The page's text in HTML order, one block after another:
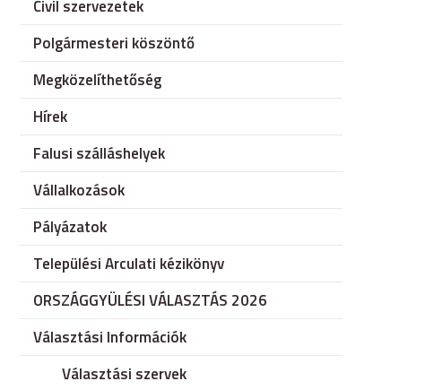
Civil szervezetek
Polgármesteri köszöntő
Megközelíthetőség
Hírek
Falusi szálláshelyek
Vállalkozások
Pályázatok
Települési Arculati kézikönyv
ORSZÁGGYÜLÉSI VÁLASZTÁS 2026
Választási Információk
Választási szervek